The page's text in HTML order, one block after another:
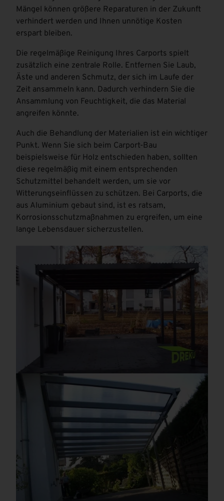
Mängel können größere Reparaturen in der Zukunft
verhindert werden und Ihnen unnötige Kosten
erspart bleiben.
Die regelmäßige Reinigung Ihres Carports spielt
zusätzlich eine zentrale Rolle. Entfernen Sie Laub,
Äste und anderen Schmutz, der sich im Laufe der
Zeit ansammeln kann. Dadurch verhindern Sie die
Ansammlung von Feuchtigkeit, die das Material
angreifen könnte.
Auch die Behandlung der Materialien ist ein wichtiger
Punkt. Wenn Sie sich beim Carport-Bau
beispielsweise für Holz entschieden haben, sollten
diese regelmäßig mit einem entsprechenden
Schutzmittel behandelt werden, um sie vor
Witterungseinflüssen zu schützen. Bei Carports, die
aus Aluminium gebaut sind, ist es ratsam,
Korrosionsschutzmaßnahmen zu ergreifen, um eine
lange Lebensdauer sicherzustellen.